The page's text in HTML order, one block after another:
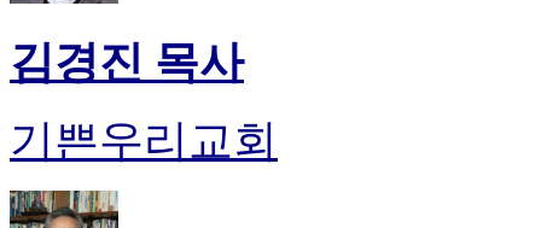
알
리
후
기
가
평
김경진 목사
기쁜우리교회